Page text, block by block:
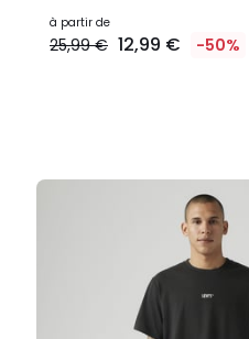
à partir de
25,99 € 12,99 € -50%